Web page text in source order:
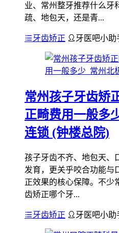
业、常州整牙推荐什么牙
疏、地包天，还是青...
牙齿矫正 牙医吧小助
常州孩子牙齿矫
正畸费用一般多
连锁 (钟楼总院)
孩子牙齿不齐、地包天、
发育，更关乎咬合功能与
正效果的核心保障。不少
齿矫正哪个牙...
牙齿矫正 牙医吧小助